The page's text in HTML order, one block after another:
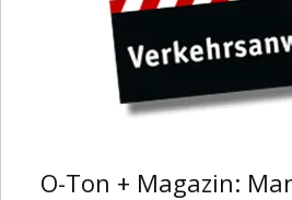
O-Ton + Magazin: